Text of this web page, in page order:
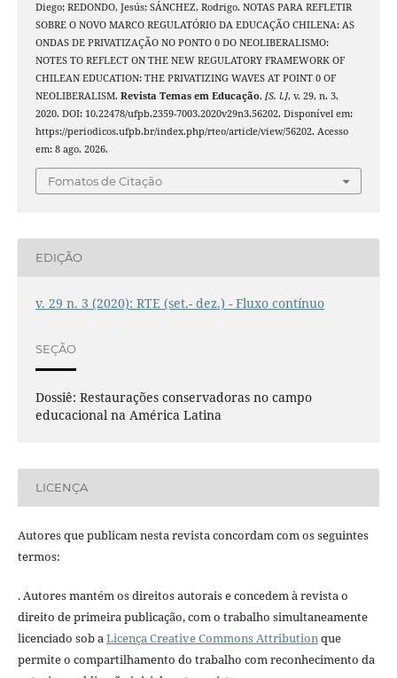
Diego; REDONDO, Jesús; SÁNCHEZ, Rodrigo. NOTAS PARA REFLETIR
SOBRE O NOVO MARCO REGULATÓRIO DA EDUCAÇÃO CHILENA: AS
ONDAS DE PRIVATIZAÇÃO NO PONTO 0 DO NEOLIBERALISMO:
NOTES TO REFLECT ON THE NEW REGULATORY FRAMEWORK OF
CHILEAN EDUCATION: THE PRIVATIZING WAVES AT POINT 0 OF
NEOLIBERALISM. Revista Temas em Educação, [S. l.], v. 29, n. 3,
2020. DOI: 10.22478/ufpb.2359-7003.2020v29n3.56202. Disponível em:
https://periodicos.ufpb.br/index.php/rteo/article/view/56202. Acesso
em: 8 ago. 2026.
Fomatos de Citação
EDIÇÃO
v. 29 n. 3 (2020): RTE (set.- dez.) - Fluxo contínuo
SEÇÃO
Dossiê: Restaurações conservadoras no campo
educacional na América Latina
LICENÇA
Autores que publicam nesta revista concordam com os seguintes
termos:
. Autores mantém os direitos autorais e concedem à revista o
direito de primeira publicação, com o trabalho simultaneamente
licenciado sob aLicença Creative Commons Attributionque
permite o compartilhamento do trabalho com reconhecimento da